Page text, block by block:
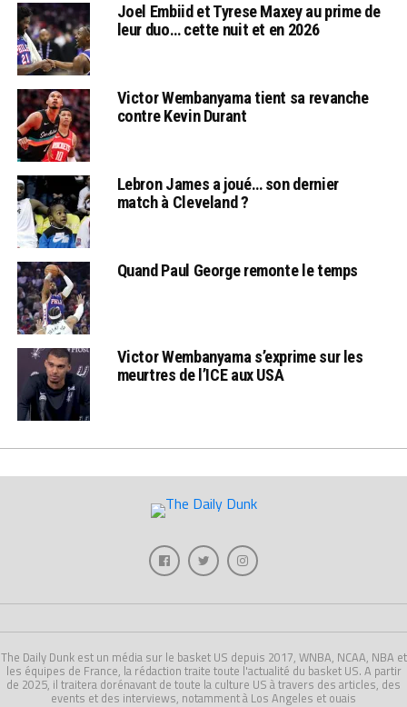
Joel Embiid et Tyrese Maxey au prime de
leur duo… cette nuit et en 2026
Victor Wembanyama tient sa revanche
contre Kevin Durant
Lebron James a joué… son dernier
match à Cleveland ?
Quand Paul George remonte le temps
Victor Wembanyama s’exprime sur les
meurtres de l’ICE aux USA
The Daily Dunk est un média sur le basket US depuis 2017, WNBA, NCAA, NBA et
les équipes de France, la rédaction traite toute l'actualité du basket US. A partir
de 2025, il traitera dorénavant de toute la culture US à travers des articles, des
events et des interviews, notamment à Los Angeles et ouais